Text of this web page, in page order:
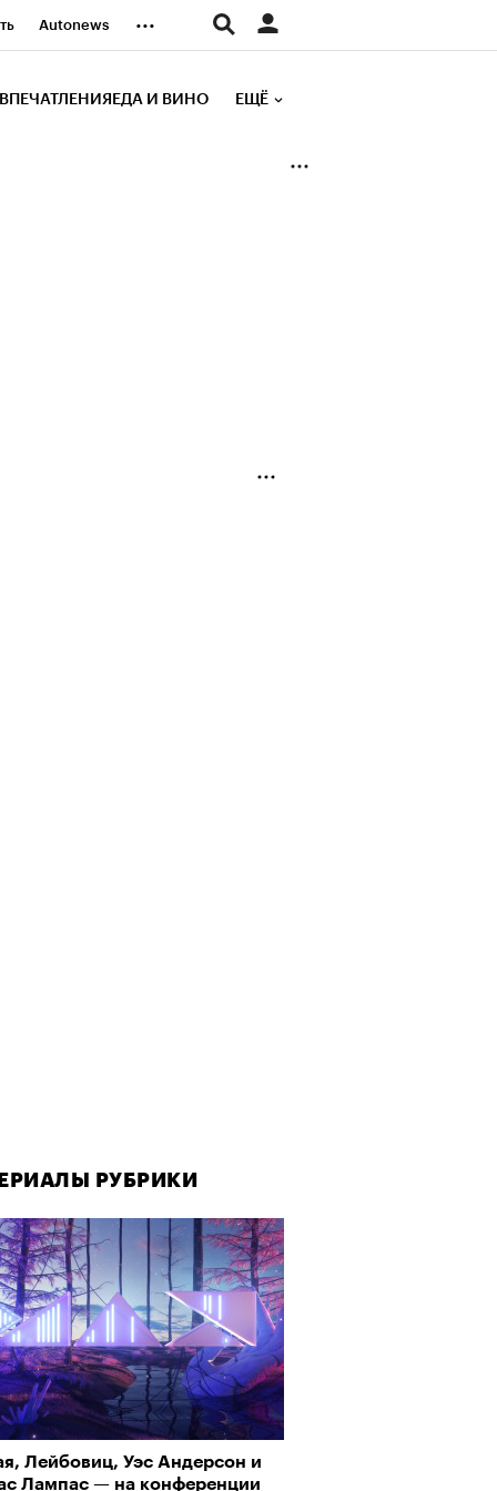
Autonews ...
ВПЕЧАТЛЕНИЯ ЕДА И ВИНО ЕЩЁ
РУБРИКИ
Лейбовиц, Уэс Андерсон и
Лампас — на конференции
РУБРИКИ
2025: Япония наносит
удар
РУБРИКИ
дома: «Супергерл»,
и атомная энергетика